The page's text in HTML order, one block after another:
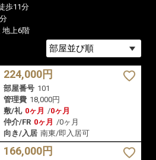
歩11分
地上6階
224,000円
部屋番号 101
管理費 18,000円
敷/礼 0ヶ月 /0ヶ月
仲介/FR 0ヶ月 /0ヶ月
向き/入居 南東/即入居可
166,000円